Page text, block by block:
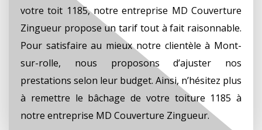
votre toit 1185, notre entreprise MD Couverture
Zingueur propose un tarif tout à fait raisonnable.
Pour satisfaire au mieux notre clientèle à Mont-
sur-rolle, nous proposons d’ajuster nos
prestations selon leur budget. Ainsi, n’hésitez plus
à remettre le bâchage de votre toiture 1185 à
notre entreprise MD Couverture Zingueur.